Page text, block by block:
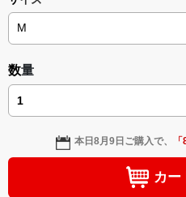
数量
本日8月9日 ご購入で、 「
カー